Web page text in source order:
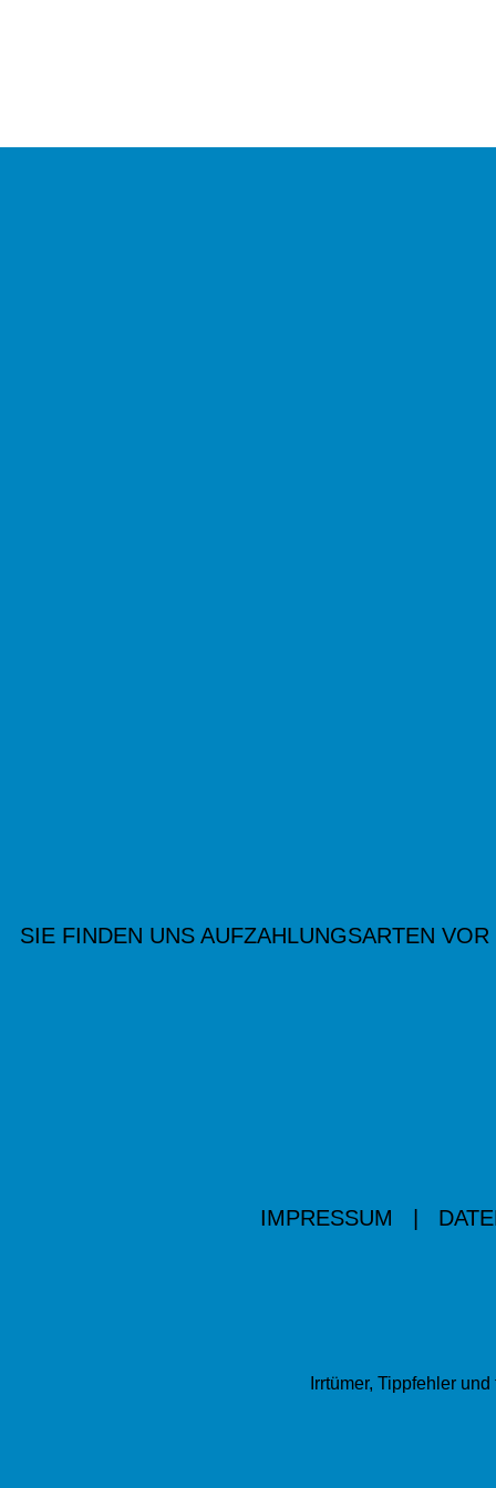
SIE FINDEN UNS AUFZAHLUNGSARTEN VOR
IMPRESSUM
Irrtümer, Tippfehler